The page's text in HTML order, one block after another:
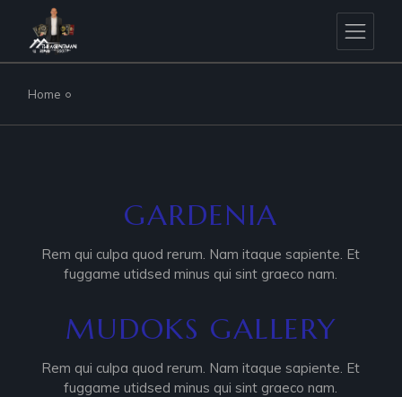
content
Home
GARDENIA
Rem qui culpa quod rerum. Nam itaque sapiente. Et
fuggame utidsed minus qui sint graeco nam.
MUDOKS GALLERY
Rem qui culpa quod rerum. Nam itaque sapiente. Et
fuggame utidsed minus qui sint graeco nam.